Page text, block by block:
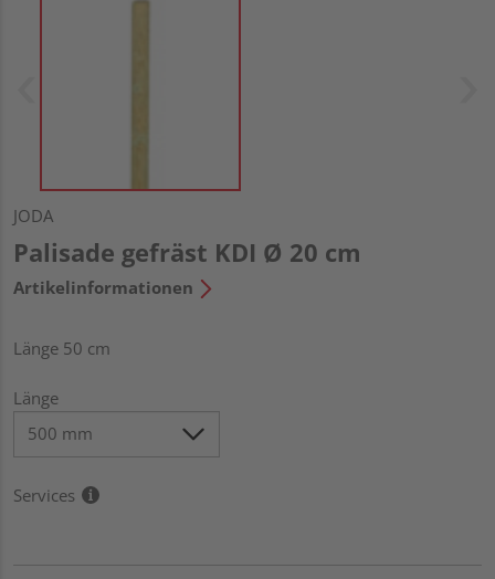
JODA
Palisade gefräst KDI Ø 20 cm
Artikelinformationen
Länge 50 cm
Länge
Services